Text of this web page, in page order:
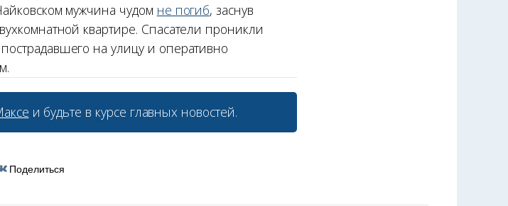
мужчина чудом не погиб, заснув
квартире. Спасатели проникли
на улицу и оперативно
и будьте в курсе главных новостей.
Поделиться